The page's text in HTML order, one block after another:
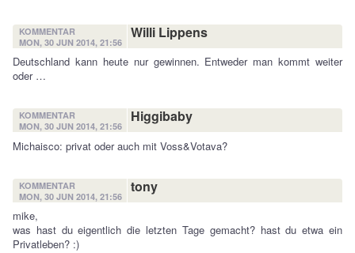
KOMMENTAR
MON, 30 JUN 2014, 21:56
Willi Lippens
Deutschland kann heute nur gewinnen. Entweder man kommt weiter
oder …
KOMMENTAR
MON, 30 JUN 2014, 21:56
Higgibaby
Michaisco: privat oder auch mit Voss&Votava?
KOMMENTAR
MON, 30 JUN 2014, 21:56
tony
mike,
was hast du eigentlich die letzten Tage gemacht? hast du etwa ein
Privatleben? :)